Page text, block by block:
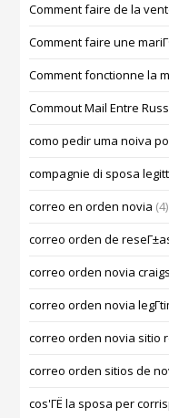
Comment faire de la
Comment faire une
Comment fonctionne la
Commout Mail Entre
como pedir uma noiva
compagnie di sposa
correo en orden novia (4)
correo orden de
correo orden novia
correo orden novia
correo orden novia sitio
correo orden sitios de
cos'ГЁ la sposa per